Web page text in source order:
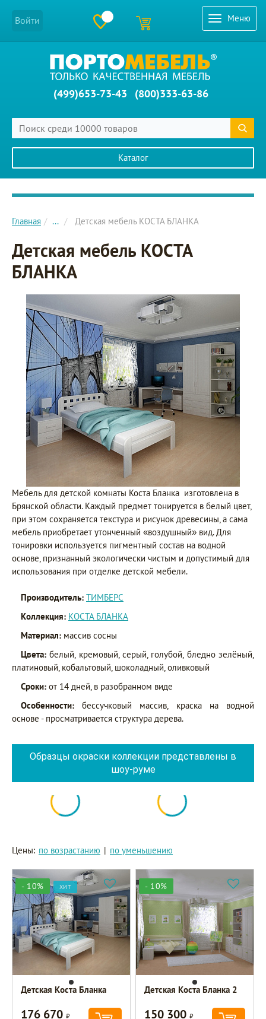
Меню
Войти
(499)653-73-43 (800)333-63-86
Каталог
Главное меню сайта
Главная ... Детская мебель КОСТА БЛАНКА
Детская мебель КОСТА
БЛАНКА
Мебель для детской комнаты Коста Бланка изготовлена в
Брянской области. Каждый предмет тонируется в белый цвет,
при этом сохраняется текстура и рисунок древесины, а сама
мебель приобретает утонченный «воздушный» вид. Для
тонировки используется пигментный состав на водной
основе, признанный экологически чистым и допустимый для
использования при отделке детской мебели.
Производитель: ТИМБЕРС
Коллекция: КОСТА БЛАНКА
Материал: массив сосны
Цвета: белый, кремовый, серый, голубой, бледно зелёный,
платиновый, кобальтовый, шоколадный, оливковый
Сроки: от 14 дней, в разобранном виде
Особенности: бессучковый массив, краска на водной
основе - просматривается структура дерева.
Образцы окраски коллекции представлены в
шоу-руме
Цены: по возрастанию | по уменьшению
- 10% ХИТ
Детская Коста Бланка
176 670Р
- 10%
Детская Коста Бланка 2
150 300Р